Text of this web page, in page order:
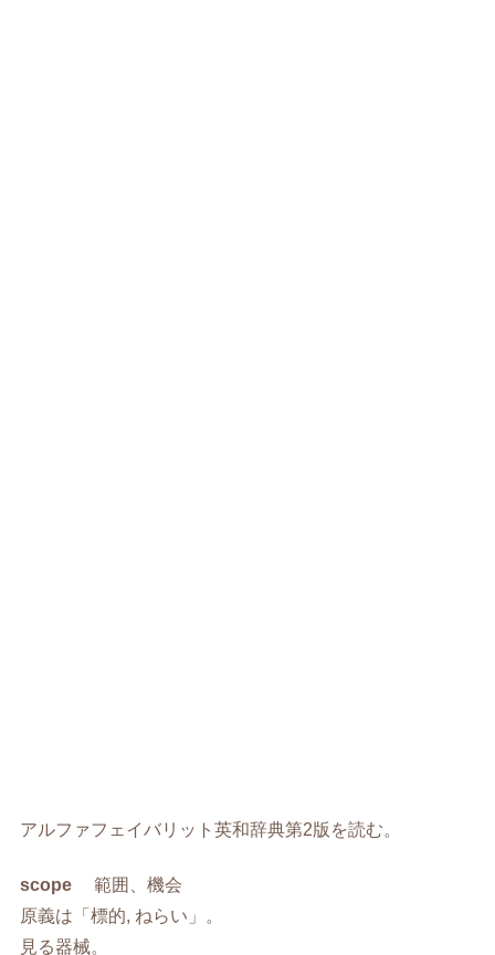
アルファフェイバリット英和辞典第2版を読む。
scope 範囲、機会
原義は「標的, ねらい」。
見る器械。